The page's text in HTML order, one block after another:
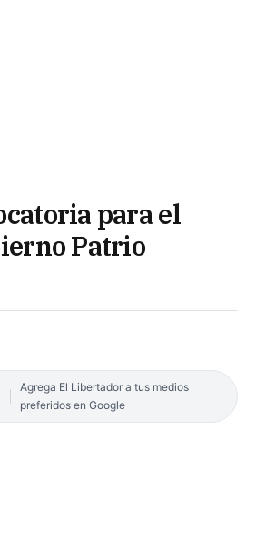
para el
Patrio
Agrega El Libertador a tus medios
preferidos en Google